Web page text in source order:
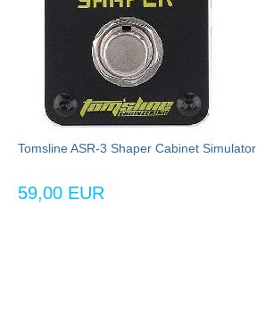
Tomsline ASR-3 Shaper Cabinet Simulator
59,00 EUR